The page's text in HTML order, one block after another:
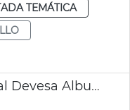
TEMÁTICA
Plan Ordenación Forestal Devesa Albufera